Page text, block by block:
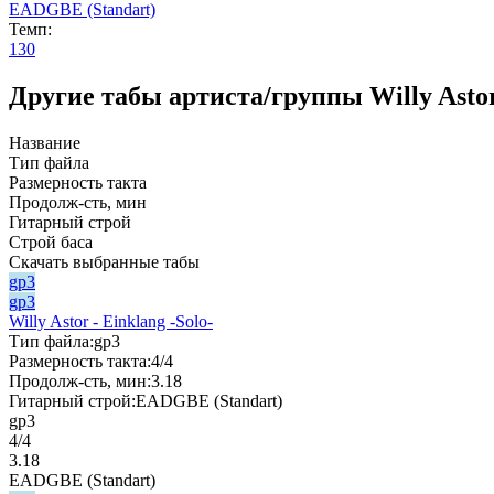
EADGBE (Standart)
Темп:
130
Другие табы артиста/группы Willy
Название
Тип файла
Размерность такта
Продолж-сть, мин
Гитарный строй
Строй баса
Скачать выбранные табы
gp3
gp3
Willy Astor - Einklang -Solo-
Тип файла:gp3
Размерность такта:4/4
Продолж-сть, мин:3.18
Гитарный строй:EADGBE (Standart)
gp3
4/4
3.18
EADGBE (Standart)